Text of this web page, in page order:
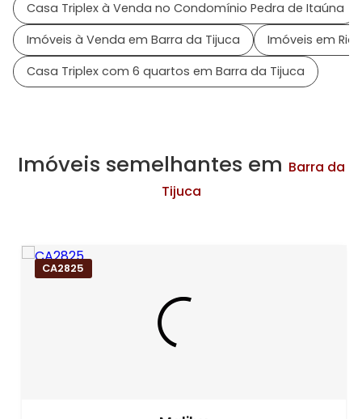
Casa Triplex à Venda no Condomínio Pedra de Itaúna
Imóveis à Venda em Barra da Tijuca
Imóveis em Rio
Casa Triplex com 6 quartos em Barra da Tijuca
Imóveis semelhantes em Barra da
Tijuca
CA2825